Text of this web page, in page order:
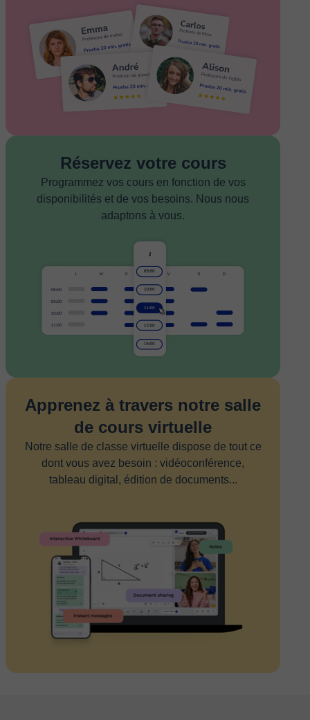
Réservez votre cours
Programmez vos cours en fonction de vos
disponibilités et de vos besoins. Nous nous
adaptons à vous.
Apprenez à travers notre salle
de cours virtuelle
Notre salle de classe virtuelle dispose de tout ce
dont vous avez besoin : vidéoconférence,
tableau digital, édition de documents...